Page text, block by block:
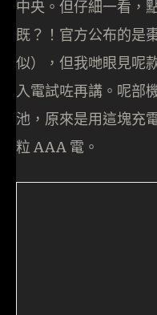
中央。但仔細一看，
既？！官方公布的是
似），但我哋眼見呢
入電試咗再講。呢部
池，原來是用這塊充
粒 AAA 電。